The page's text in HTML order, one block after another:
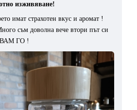
изживяване!
имат страхотен вкус и аромат !
съм доволна вече втори път си
ГО !